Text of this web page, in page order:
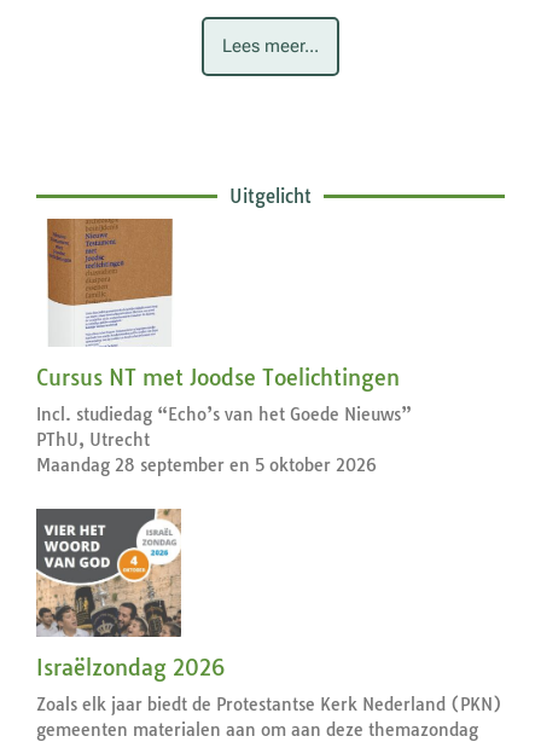
Lees meer...
Uitgelicht
Cursus NT met Joodse Toelichtingen
Incl. studiedag “Echo’s van het Goede Nieuws”
PThU, Utrecht
Maandag 28 september en 5 oktober 2026
Israëlzondag 2026
Zoals elk jaar biedt de Protestantse Kerk Nederland (PKN)
gemeenten materialen aan om aan deze themazondag